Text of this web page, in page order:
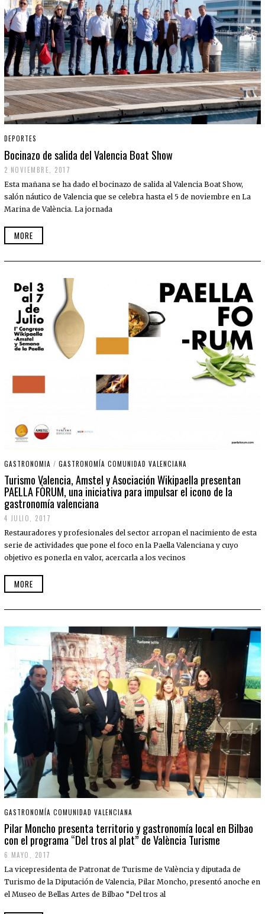
DEPORTES
Bocinazo de salida del Valencia Boat Show
2 NOVIEMBRE, 2017
Esta mañana se ha dado el bocinazo de salida al Valencia Boat Show,
salón náutico de Valencia que se celebra hasta el 5 de noviembre en La
Marina de València. La jornada
MORE
GASTRONOMIA / GASTRONOMÍA COMUNIDAD VALENCIANA
Turismo Valencia, Amstel y Asociación Wikipaella presentan
PAELLA FÒRUM, una iniciativa para impulsar el icono de la
gastronomía valenciana
4 JULIO, 2017
U
L
O
Restauradores y profesionales del sector arropan el nacimiento de esta
serie de actividades que pone el foco en la Paella Valenciana y cuyo
objetivo es ponerla en valor, acercarla a los vecinos
MORE
GASTRONOMÍA COMUNIDAD VALENCIANA
Pilar Moncho presenta territorio y gastronomía local en Bilbao
con el programa “Del tros al plat” de València Turisme
6 MAYO, 2017
La vicepresidenta de Patronat de Turisme de València y diputada de
Turismo de la Diputación de Valencia, Pilar Moncho, presentó anoche en
el Museo de Bellas Artes de Bilbao “Del tros al